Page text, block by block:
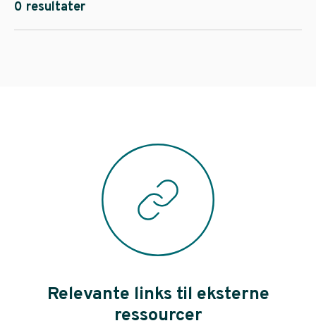
0 resultater
Relevante links til eksterne
ressourcer